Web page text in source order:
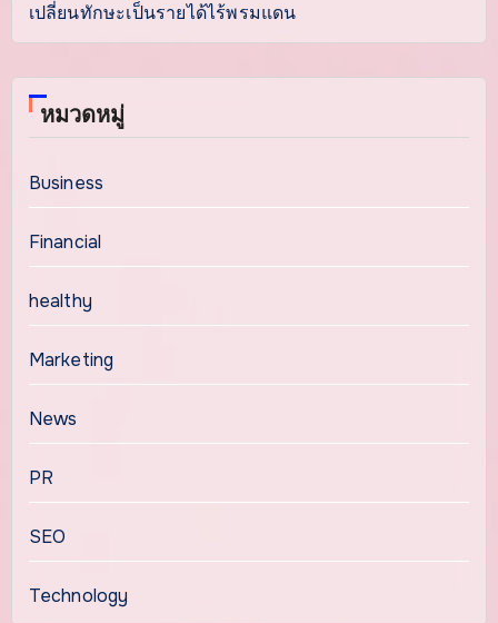
เปลี่ยนทักษะเป็นรายได้ไร้พรมแดน
หมวดหมู่
Business
Financial
healthy
Marketing
News
PR
SEO
Technology